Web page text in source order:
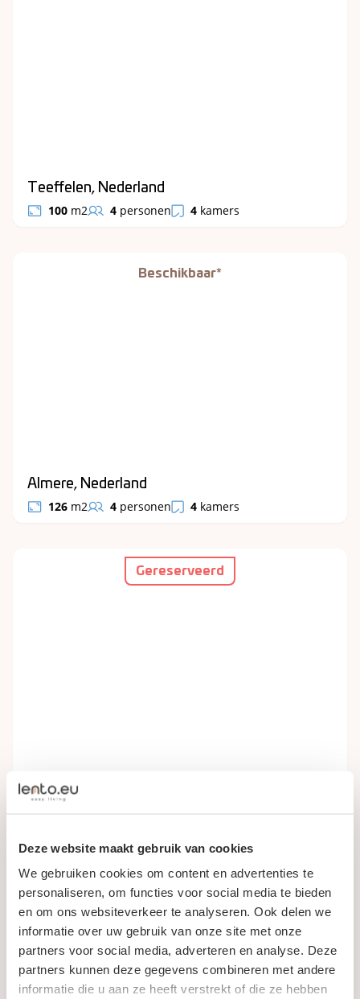
Deze website maakt gebruik van cookies
We gebruiken cookies om content en advertenties te
personaliseren, om functies voor social media te bieden
en om ons websiteverkeer te analyseren. Ook delen we
informatie over uw gebruik van onze site met onze
partners voor social media, adverteren en analyse. Deze
partners kunnen deze gegevens combineren met andere
informatie die u aan ze heeft verstrekt of die ze hebben
Teeffelen, Nederland
100 m2 4 personen 4 kamers
Beschikbaar*
Almere, Nederland
126 m2 4 personen 4 kamers
Gereserveerd
Nieuw-Lekkerland, Nederland
295
Gereserveerd